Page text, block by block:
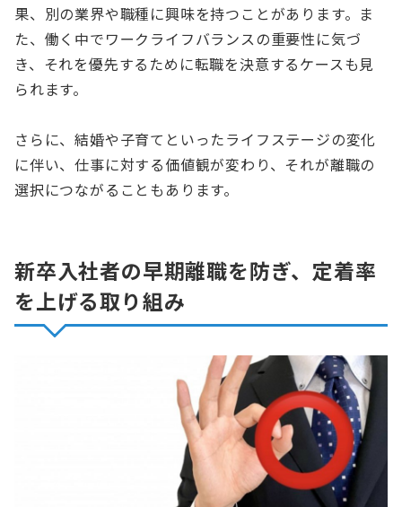
果、別の業界や職種に興味を持つことがあります。ま
た、働く中でワークライフバランスの重要性に気づ
き、それを優先するために転職を決意するケースも見
られます。
さらに、結婚や子育てといったライフステージの変化
に伴い、仕事に対する価値観が変わり、それが離職の
選択につながることもあります。
新卒入社者の早期離職を防ぎ、定着率
を上げる取り組み